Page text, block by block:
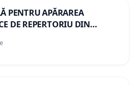
PENTRU APĂRAREA
DE REPERTORIU DIN